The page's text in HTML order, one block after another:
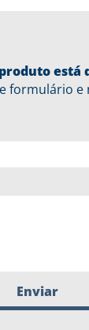
formulário
Enviar